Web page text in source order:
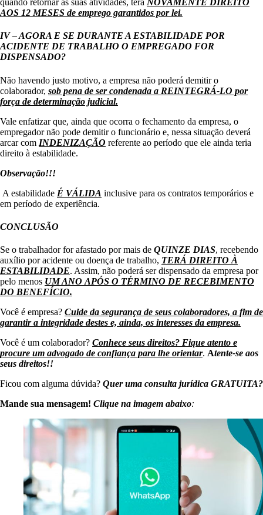
quando retornar às suas atividades, terá NOVAMENTE DIREITO
AOS 12 MESES de emprego garantidos por lei.
IV – AGORA E SE DURANTE A ESTABILIDADE POR
ACIDENTE DE TRABALHO O EMPREGADO FOR
DISPENSADO?
Não havendo justo motivo, a empresa não poderá demitir o
colaborador, sob pena de ser condenada a REINTEGRÁ-LO por
força de determinação judicial.
Vale enfatizar que, ainda que ocorra o fechamento da empresa, o
empregador não pode demitir o funcionário e, nessa situação deverá
arcar com INDENIZAÇÃO referente ao período que ele ainda teria
direito à estabilidade.
Observação!!!
A estabilidade É VÁLIDA inclusive para os contratos temporários e
em período de experiência.
CONCLUSÃO
Se o trabalhador for afastado por mais de QUINZE DIAS, recebendo
auxílio por acidente ou doença de trabalho, TERÁ DIREITO À
ESTABILIDADE. Assim, não poderá ser dispensado da empresa por
pelo menos UM ANO APÓS O TÉRMINO DE RECEBIMENTO
DO BENEFÍCIO.
Você é empresa? Cuide da segurança de seus colaboradores, a fim de
garantir a integridade destes e, ainda, os interesses da empresa.
Você é um colaborador? Conhece seus direitos? Fique atento e
procure um advogado de confiança para lhe orientar. Atente-se aos
seus direitos!!
Ficou com alguma dúvida? Quer uma consulta jurídica GRATUITA?
Mande sua mensagem! Clique na imagem abaixo: